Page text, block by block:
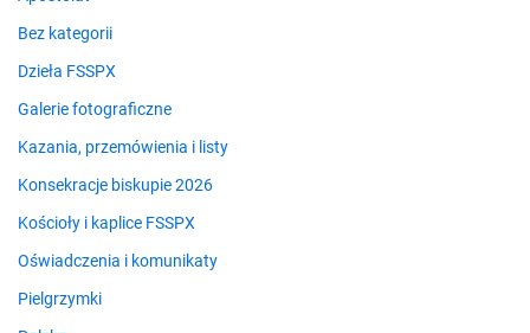
Bez kategorii
Dzieła FSSPX
Galerie fotograficzne
Kazania, przemówienia i listy
Konsekracje biskupie 2026
Kościoły i kaplice FSSPX
Oświadczenia i komunikaty
Pielgrzymki